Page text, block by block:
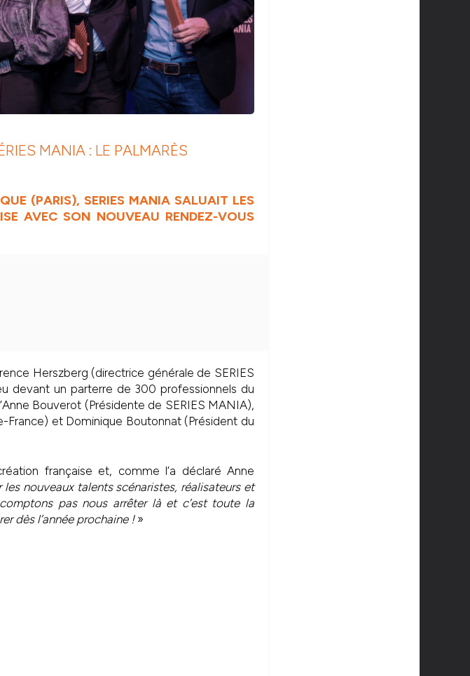
MANIA : LE PALMARÈS
(PARIS), SERIES MANIA SALUAIT LES
AVEC SON NOUVEAU RENDEZ-VOUS
Herszberg (directrice générale de SERIES
devant un parterre de 300 professionnels du
Bouverot (Présidente de SERIES MANIA),
France) et Dominique Boutonnat (Président du
française et, comme l’a déclaré Anne
nouveaux talents scénaristes, réalisateurs et
pas nous arrêter là et c’est toute la
dès l’année prochaine !»